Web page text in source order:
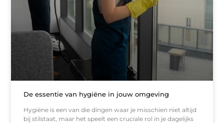
De essentie van hygiëne in jouw omgeving
Hygiëne is een van die dingen waar je misschien niet altijd
bij stilstaat, maar het speelt een cruciale rol in je dagelijks